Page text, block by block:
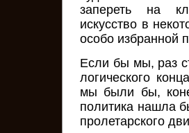
запереть на
искусство в
особо избранной
Если бы мы, раз
логического
мы были бы,
политика нашла
пролетарского